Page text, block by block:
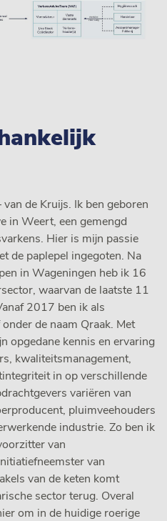
de Kruijs. Ik ben geboren
in Weert, een gemengd
Hier is mijn passie
de paplepel ingegoten. Na
in Wageningen heb ik 16
waarvan de laatste 11
2017 ben ik als
de naam Qraak. Met
opgedane kennis en ervaring
kwaliteitsmanagement,
in op verschillende
variëren van
pluimveehouders
industrie. Zo ben ik
van
van
van de keten komt
sector terug. Overal
om in de huidige roerige